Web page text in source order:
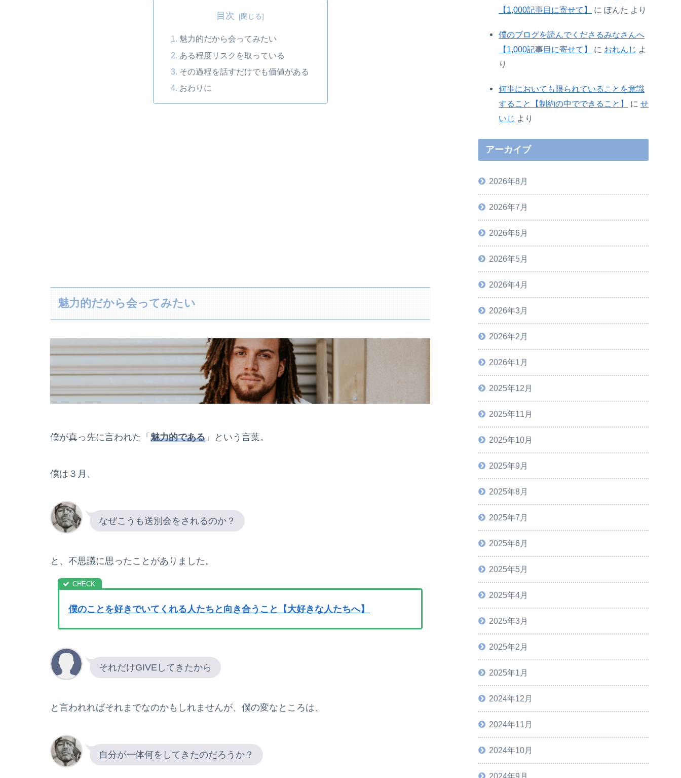
目次
魅力的だから会ってみたい
ある程度リスクを取っている
その過程を話すだけでも価値がある
おわりに
魅力的だから会ってみたい
僕が真っ先に言われた「 魅力的である 」という言葉。
僕は３月、
なぜこうも送別会をされるのか？
と、不思議に思ったことがありました。
僕のことを好きでいてくれる人たちと向き合うこと【大好きな人たちへ】
それだけGIVE してきたから
と言われればそれまでなのかもしれませんが、僕の変なところは、
自分が一体何をしてきたのだろうか？
【1,000記事目に寄せて】
に ぽんた より
僕のブログを読んでくださるみなさんへ
【1,000記事目に寄せて】
に おれんじ よ
り
何事においても限られていることを意識
すること【制約の中でできること】
に せ
いじ より
アーカイブ
2026年8月
2026年7月
2026年6月
2026年5月
2026年4月
2026年3月
2026年2月
2026年1月
2025年12月
2025年11月
2025年10月
2025年9月
2025年8月
2025年7月
2025年6月
2025年5月
2025年4月
2025年3月
2025年2月
2025年1月
2024年12月
2024年11月
2024年10月
2024年9月